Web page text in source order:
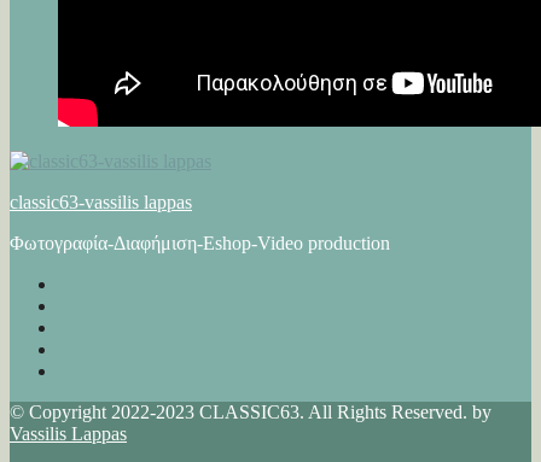
classic63-vassilis lappas
Φωτογραφία-Διαφήμιση-Eshop-Video production
© Copyright 2022-2023 CLASSIC63. All Rights Reserved. by
Vassilis Lappas